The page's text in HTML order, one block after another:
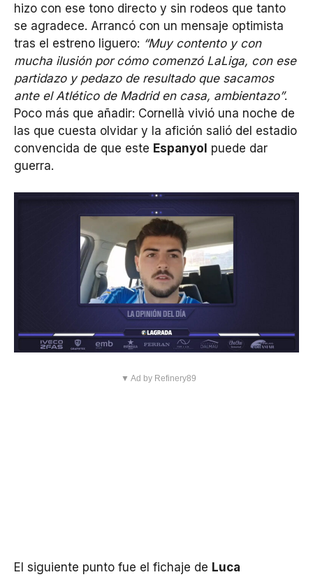
hizo con ese tono directo y sin rodeos que tanto
se agradece. Arrancó con un mensaje optimista
tras el estreno liguero: “Muy contento y con
mucha ilusión por cómo comenzó LaLiga, con ese
partidazo y pedazo de resultado que sacamos
ante el Atlético de Madrid en casa, ambientazo”.
Poco más que añadir: Cornellà vivió una noche de
las que cuesta olvidar y la afición salió del estadio
convencida de que este Espanyol puede dar
guerra.
▼ Ad by Refinery89
El siguiente punto fue el fichaje de Luca